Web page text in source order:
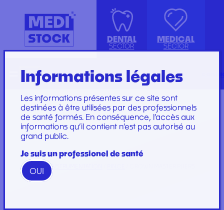
DENTAL
SECTOR
ISOLATION GOWN WITH COTTON
CUFFS
KIT INSTRUMENTS
LABORATOIRE
PLATEAU
PROTECTION
RESTORATION AND
GAMME
MEDICAL
SECTOR
ACCESSORIES
INJECTION, PRÉLÈVEMENT ET
PERFUSION
CONSOMMABLES
GYNECOLOGY
PROTECTION ET HYGIÈNE
DRESSING SET
PERFUSION SET
CARE SET
SUTURE SET
CARE AND
DRESSINGS
RechercheFrançais
/INSTRUMENTATION
Informations légales
Les informations présentes sur ce site sont
destinées à être utilisées par des professionnels
de santé formés. En conséquence, l’accès aux
informations qu’il contient n’est pas autorisé au
grand public.
Je suis un professionel de santé
OUI